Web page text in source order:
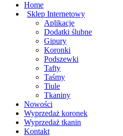
Home
Sklep Internetowy
Aplikacje
Dodatki ślubne
Gipury
Koronki
Podszewki
Tafty
Taśmy
Tiule
Tkaniny
Nowości
Wyprzedaż koronek
Wyprzedaż tkanin
Kontakt